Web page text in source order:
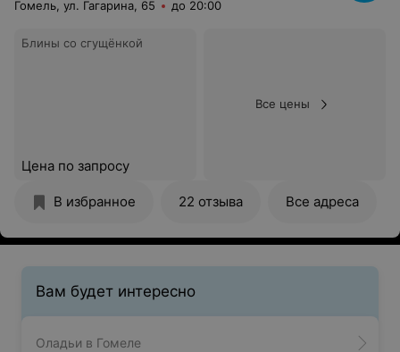
Гомель, ул. Гагарина, 65 до 20:00
Блины со сгущёнкой
Цена по запросу
Все цены
В избранное 22 отзыва Все адреса
Вам будет интересно
Оладьи в Гомеле